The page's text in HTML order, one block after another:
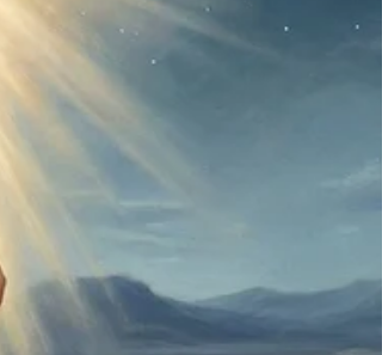
음이 없이 다 응하였더라." 올 한 해를 돌아보십시
이 보이지 않습니까? 건강을 지켜주셨고, 가정을
호하셨으며, 교회 공동체를 세워주셨습니다. 어려
경제 상황 속에서도 우리는 여전히 이 자리에 서 있
습니다. 오늘 본문 24장 13절에서 하나님은 이렇
한 포도원과 감람원의 열매를 먹는다 하셨느니라."
이스라엘 백성이 거주하는 성읍, 그들이 먹는 포